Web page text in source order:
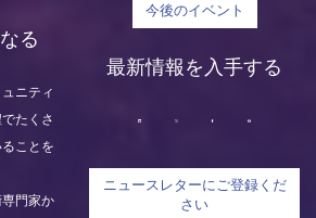
今後のイベント
る
ニティ
たくさ
ことを
門家か
最新情報を入手する
ニュースレターにご登録くだ
さい